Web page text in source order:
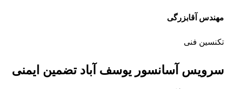
مهندس آقابزرگی
تکنسین فنی
سرویس آسانسور یوسف آباد تضمین ایمنی